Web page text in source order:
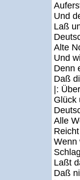
Und
Laß
Alte
Und
Denn
Daß
|:
Glück
Alle
Wenn
Laßt
Daß